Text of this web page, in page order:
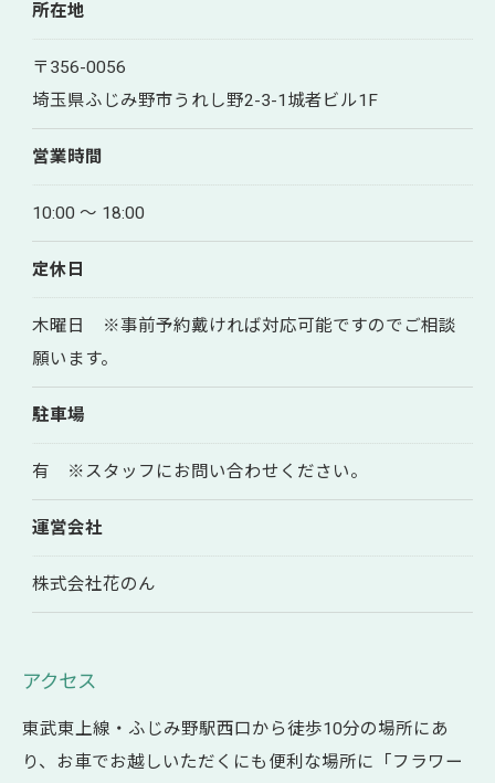
所在地
〒356-0056
埼玉県ふじみ野市うれし野2-3-1城者ビル1F
営業時間
10:00 〜 18:00
定休日
木曜日 ※事前予約戴ければ対応可能ですのでご相談
願います。
駐車場
有 ※スタッフにお問い合わせください。
運営会社
株式会社花のん
アクセス
東武東上線・ふじみ野駅西口から徒歩10分の場所にあ
り、お車でお越しいただくにも便利な場所に「フラワー